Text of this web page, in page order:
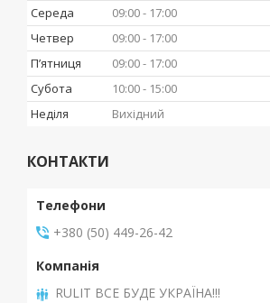
Середа
09:00
17:00
Четвер
09:00
17:00
Пʼятниця
09:00
17:00
Субота
10:00
15:00
Неділя
Вихідний
КОНТАКТИ
+380 (50) 449-26-42
RULIT ВСЕ БУДЕ УКРАЇНА!!!